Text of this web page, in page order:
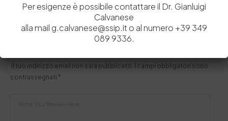
Il tuo indirizzo email non sarà pubblicato. I campi obbligatori sono
contrassegnati *
Per esigenze è possibile contattare il Dr. Gianluigi
Calvanese
alla mail g.calvanese@ssip.it o al numero +39 349
089 9336.